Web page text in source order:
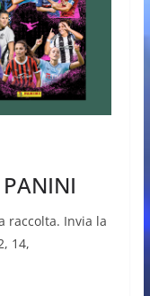
raccolta. Invia la
14,